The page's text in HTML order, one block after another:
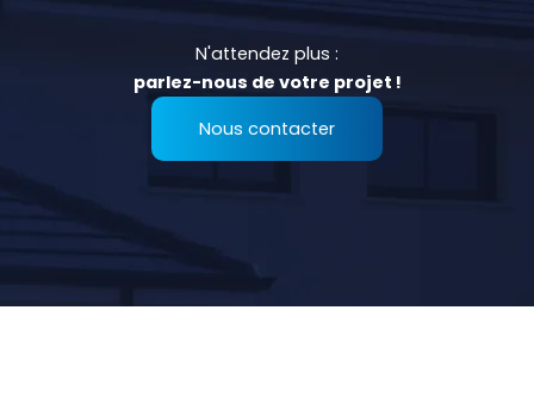
N'attendez plus :
parlez-nous de votre projet !
Nous contacter